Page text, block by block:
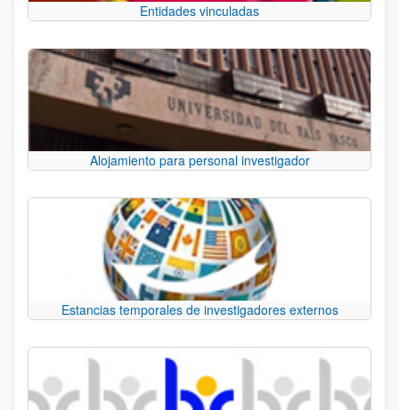
Entidades vinculadas
Alojamiento para personal investigador
Estancias temporales de investigadores externos